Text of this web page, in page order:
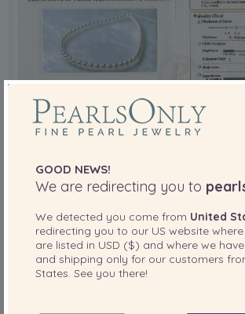
Das Zertifikat erklärt:
• Der obere Teil des Hanadama-
Perlen, die vom Perlenforschungslabor
GOOD NEWS!
We are redirecting you to
We detected you come from United
redirecting you to our US website
are listed in USD ($) and where we
and shipping only for our customers
States. See you there!